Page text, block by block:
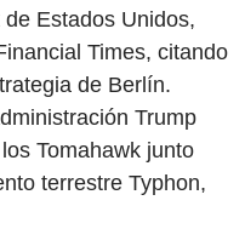
Estados Unidos,
Times, citando
de Berlín.
Trump
Tomahawk junto
terrestre Typhon,